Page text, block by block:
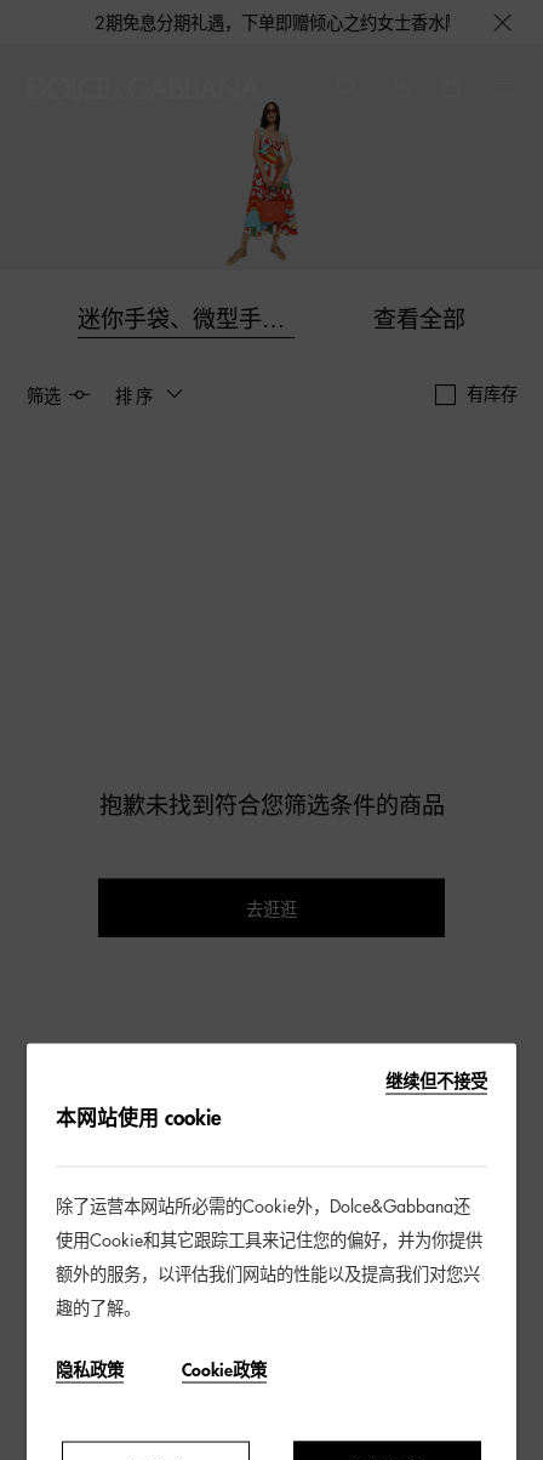
至高12期免息分期礼遇，下单即赠倾心之约女士香水随行装1.5ML
查看全部
筛选 排序 有库存
抱歉未找到符合您筛选条件的商品
去逛逛
继续但不接受
本网站使用 cookie
除了运营本网站所必需的Cookie外，Dolce&Gabbana还
使用Cookie和其它跟踪工具来记住您的偏好，并为你提供
额外的服务，以评估我们网站的性能以及提高我们对您兴
趣的了解。
隐私政策 Cookie政策